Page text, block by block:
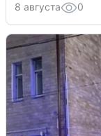
8 августа 0